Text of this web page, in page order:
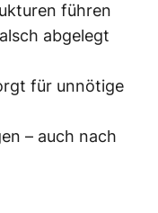
führen
abgelegt
für unnötige
– auch nach